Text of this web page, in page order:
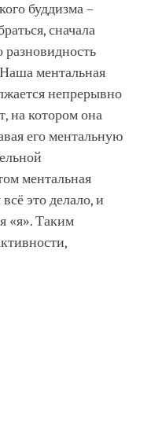
буддизма –
сначала
разновидность
ментальная
непрерывно
на котором она
его ментальную
ментальная
это делало, и
«я». Таким